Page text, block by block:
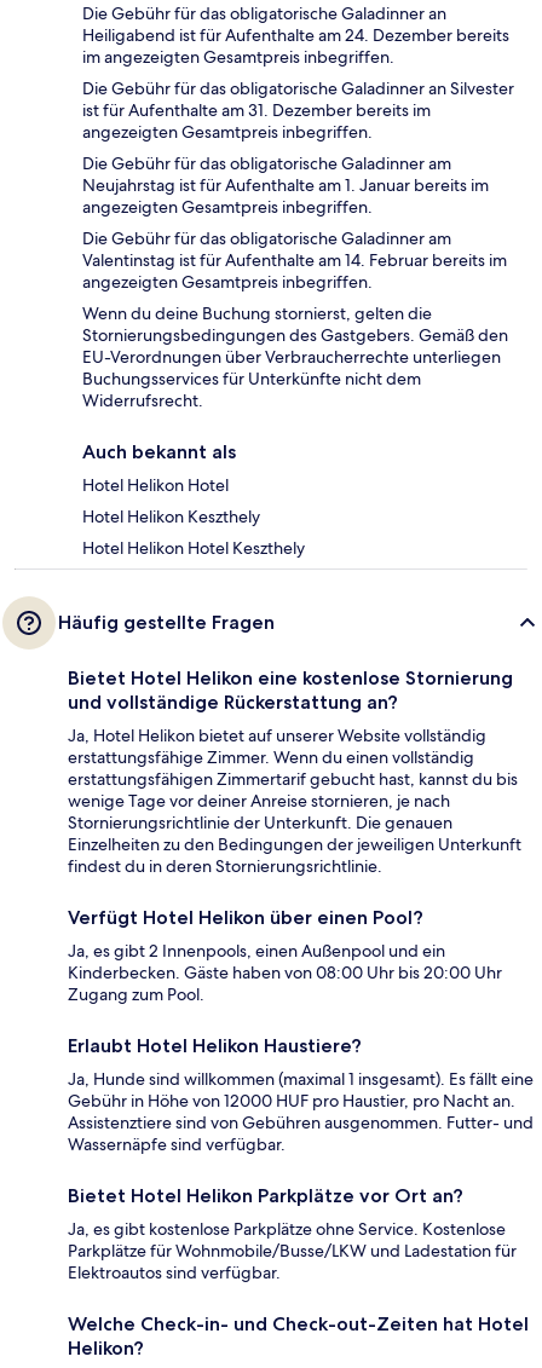
Die Gebühr für das obligatorische Galadinner an
Heiligabend ist für Aufenthalte am 24. Dezember bereits
im angezeigten Gesamtpreis inbegriffen.
Die Gebühr für das obligatorische Galadinner an Silvester
ist für Aufenthalte am 31. Dezember bereits im
angezeigten Gesamtpreis inbegriffen.
Die Gebühr für das obligatorische Galadinner am
Neujahrstag ist für Aufenthalte am 1. Januar bereits im
angezeigten Gesamtpreis inbegriffen.
Die Gebühr für das obligatorische Galadinner am
Valentinstag ist für Aufenthalte am 14. Februar bereits im
angezeigten Gesamtpreis inbegriffen.
Wenn du deine Buchung stornierst, gelten die
Stornierungsbedingungen des Gastgebers. Gemäß den
EU-Verordnungen über Verbraucherrechte unterliegen
Buchungsservices für Unterkünfte nicht dem
Widerrufsrecht.
Auch bekannt als
Hotel Helikon Hotel
Hotel Helikon Keszthely
Hotel Helikon Hotel Keszthely
Häufig gestellte Fragen
Bietet Hotel Helikon eine kostenlose Stornierung
und vollständige Rückerstattung an?
Ja, Hotel Helikon bietet auf unserer Website vollständig
erstattungsfähige Zimmer. Wenn du einen vollständig
erstattungsfähigen Zimmertarif gebucht hast, kannst du bis
wenige Tage vor deiner Anreise stornieren, je nach
Stornierungsrichtlinie der Unterkunft. Die genauen
Einzelheiten zu den Bedingungen der jeweiligen Unterkunft
findest du in deren Stornierungsrichtlinie.
Verfügt Hotel Helikon über einen Pool?
Ja, es gibt 2 Innenpools, einen Außenpool und ein
Kinderbecken. Gäste haben von 08:00 Uhr bis 20:00 Uhr
Zugang zum Pool.
Erlaubt Hotel Helikon Haustiere?
Ja, Hunde sind willkommen (maximal 1 insgesamt). Es fällt eine
Gebühr in Höhe von 12000 HUF pro Haustier, pro Nacht an.
Assistenztiere sind von Gebühren ausgenommen. Futter- und
Wassernäpfe sind verfügbar.
Bietet Hotel Helikon Parkplätze vor Ort an?
Ja, es gibt kostenlose Parkplätze ohne Service. Kostenlose
Parkplätze für Wohnmobile/Busse/LKW und Ladestation für
Elektroautos sind verfügbar.
Welche Check-in- und Check-out-Zeiten hat Hotel
Helikon?